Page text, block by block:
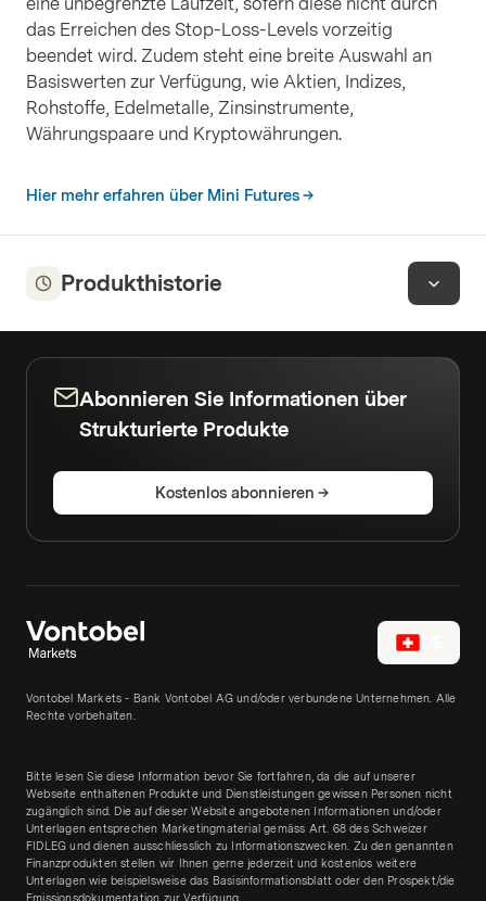
das Erreichen des Stop-Loss-Levels vorzeitig
beendet wird. Zudem steht eine breite Auswahl an
Basiswerten zur Verfügung, wie Aktien, Indizes,
Rohstoffe, Edelmetalle, Zinsinstrumente,
Währungspaare und Kryptowährungen.
Hier mehr erfahren über Mini Futures
Produkthistorie
Abonnieren Sie Informationen über
Strukturierte Produkte
Kostenlos abonnieren
Vontobel Markets - Bank Vontobel AG und/oder verbundene Unternehmen. Alle
Rechte vorbehalten.
Bitte lesen Sie diese Information bevor Sie fortfahren, da die auf unserer
Webseite enthaltenen Produkte und Dienstleistungen gewissen Personen nicht
zugänglich sind. Die auf dieser Website angebotenen Informationen und/oder
Unterlagen entsprechen Marketingmaterial gemäss Art. 68 des Schweizer
FIDLEG und dienen ausschliesslich zu Informationszwecken. Zu den genannten
Finanzprodukten stellen wir Ihnen gerne jederzeit und kostenlos weitere
Unterlagen wie beispielsweise das Basisinformationsblatt oder den Prospekt/die